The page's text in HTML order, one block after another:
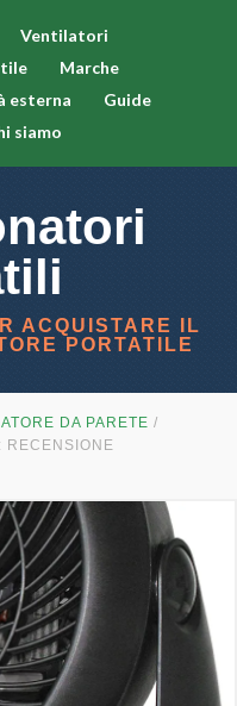
Ventilatori
Marche
esterna
Guide
siamo
ACQUISTARE IL
PORTATILE
DA PARETE /
RECENSIONE